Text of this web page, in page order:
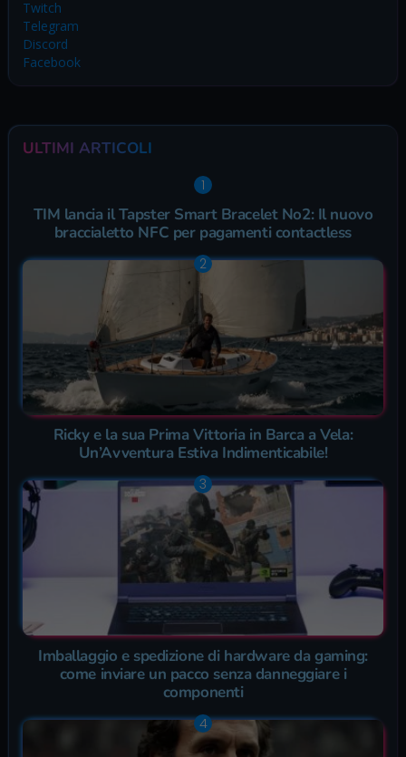
Twitch
Telegram
Discord
Facebook
ULTIMI ARTICOLI
TIM lancia il Tapster Smart Bracelet No2: Il nuovo
braccialetto NFC per pagamenti contactless
Ricky e la sua Prima Vittoria in Barca a Vela:
Un’Avventura Estiva Indimenticabile!
Imballaggio e spedizione di hardware da gaming:
come inviare un pacco senza danneggiare i
componenti